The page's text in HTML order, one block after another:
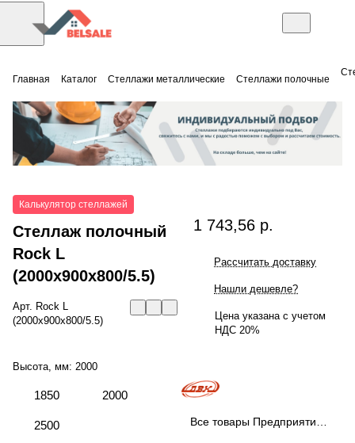
Главная Каталог Стеллажи металлические Стеллажи полочные
Калькулятор стеллажей
Стеллаж полочный
Rock L
(2000x900x800/5.5)
Арт. Rock L
(2000x900x800/5.5)
Высота, мм: 2000
1850 2000
2500
1 743,56 р.
Рассчитать доставку
Нашли дешевле?
Цена указана с учетом
НДС 20%
Все товары Предприятие ДВК